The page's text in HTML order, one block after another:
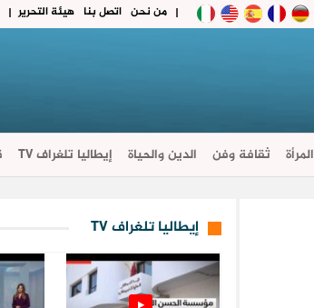
| هيئة التحرير اتصل بنا من نحن |
ثقافة وفن الدين والحياة إيطاليا تلغراف TV
إيطاليا تلغراف TV